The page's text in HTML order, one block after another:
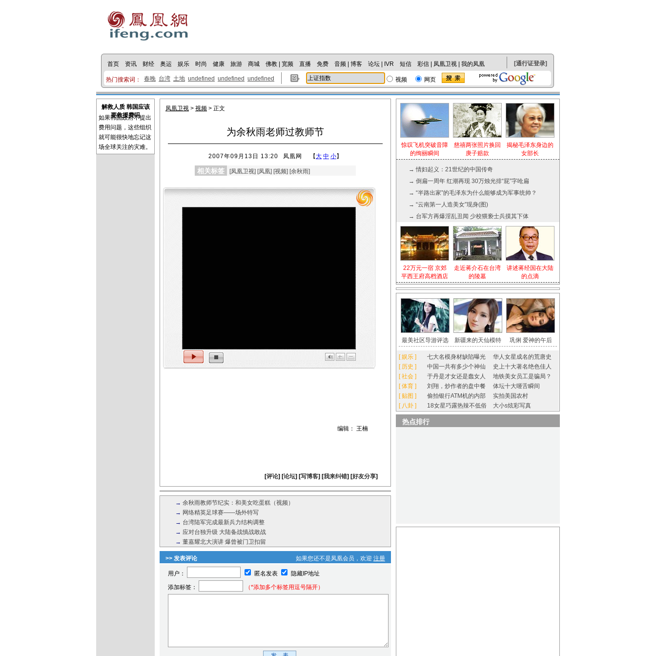
首页 资讯 财经 奥运 娱乐 时尚 健康 旅游 商城 佛教 宽频 直播 免费 音频 博客 论坛 IVR 短信 彩信 凤凰卫视 我的凤凰 [通行证登录]
热门搜索词： 春晚 台湾 土地 undefined undefined undefined 视频 网页
解救人质 韩国应该
要救援费吗
如果韩国政府不提出
费用问题，这些组织
就可能很快地忘记这
场全球关注的灾难。
凤凰卫视 > 视频 > 正文
为余秋雨老师过教师节
2007年09月13日 13:20 凤凰网 【大 中 小】
相关标签 [凤凰卫视] [凤凰] [视频] [余秋雨]
编辑： 王楠
[评论] [论坛] [写博客] [我来纠错] [好友分享]
→ 余秋雨教师节纪实：和美女吃蛋糕（视频）
→ 网络精英足球赛——场外特写
→ 台湾陆军完成最新兵力结构调整
→ 应对台独升级 大陆备战慎战敢战
→ 董嘉耀北大演讲 爆曾被门卫扣留
>> 发表评论 如果您还不是凤凰会员，欢迎 注册
用户： 匿名发表
隐藏IP地址
添加标签：
（*添加多个标签用逗号隔开）
惊叹飞机突破音障
的绚丽瞬间
慈禧两张照片换回
庚子赔款
揭秘毛泽东身边的
女部长
→情妇起义：21世纪的中国传奇
→ 倒扁一周年 红潮再现 30万烛光排“屁”字呛扁
→ “半路出家”的毛泽东为什么能够成为军事统帅？
→ “云南第一人造美女”现身(图)
→ 台军方再爆淫乱丑闻 少校猥亵士兵摸其下体
22万元一宿 京郊
平西王府高档酒店
走近蒋介石在台湾
的陵墓
讲述蒋经国在大陆
的点滴
最美社区导游评选 新疆来的天仙模特 巩俐 爱神的午后
[娱乐 ]
[ 历史 ]
[社会 ]
[体育 ]
[ 贴图 ]
[ 八卦 ]
七大名模身材缺陷曝光
华人女星成名的荒唐史
中国一共有多少个神仙
史上十大著名绝色佳人
于丹是才女还是蠢女人
地铁美女员工是骗局？
刘翔，炒作者的盘中餐
体坛十大咂舌瞬间
偷拍银行ATM机的内部
实拍美国农村
18女星巧露热辣不低俗
大小s炫彩写真
热点排行